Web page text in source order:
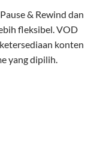
& Rewind dan
fleksibel. VOD
konten
yang dipilih.